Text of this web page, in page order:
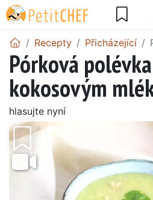
Recepty Přicházející
Pórková
kokosovým
hlasujte nyní